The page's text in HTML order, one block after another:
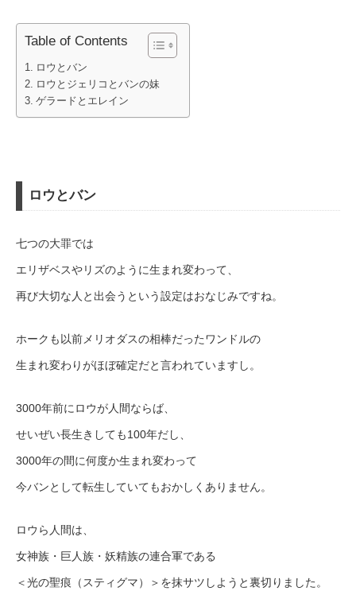
Table of Contents
ロウとバン
ロウとジェリコとバンの妹
ゲラードとエレイン
ロウとバン
七つの大罪では
エリザベスやリズのように生まれ変わって、
再び大切な人と出会うという設定はおなじみですね。
ホークも以前メリオダスの相棒だったワンドルの
生まれ変わりがほぼ確定だと言われていますし。
3000年前にロウが人間ならば、
せいぜい長生きしても100年だし、
3000年の間に何度か生まれ変わって
今バンとして転生していてもおかしくありません。
ロウら人間は、
女神族・巨人族・妖精族の連合軍である
＜光の聖痕（スティグマ）＞を抹サツしようと裏切りました。